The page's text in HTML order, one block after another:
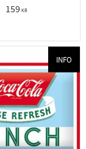
159KR
INFO